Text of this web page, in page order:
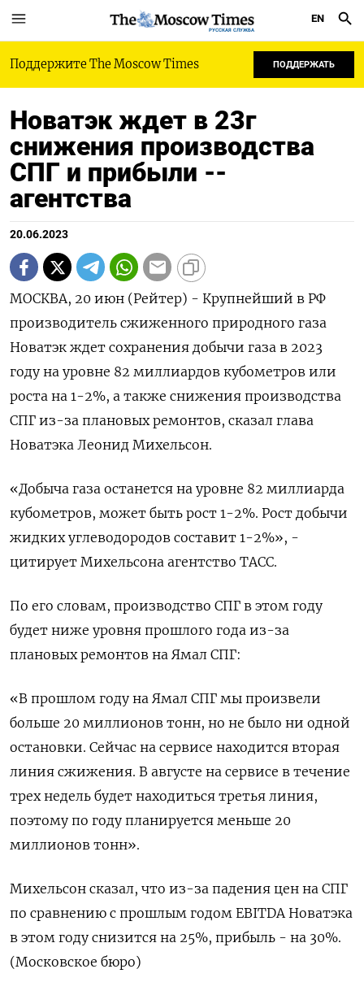
РУССКАЯ СЛУЖБА
EN
Поддержите The Moscow Times ПОДДЕРЖАТЬ
Новатэк ждет в 23г
снижения производства
СПГ и прибыли --
агентства
20.06.2023
МОСКВА, 20 июн (Рейтер) - Крупнейший в РФ
производитель сжиженного природного газа
Новатэк ждет сохранения добычи газа в 2023
году на уровне 82 миллиардов кубометров или
роста на 1-2%, а также снижения производства
СПГ из-за плановых ремонтов, сказал глава
Новатэка Леонид Михельсон.
«Добыча газа останется на уровне 82 миллиарда
кубометров, может быть рост 1-2%. Рост добычи
жидких углеводородов составит 1-2%», -
цитирует Михельсона агентство ТАСС.
По его словам, производство СПГ в этом году
будет ниже уровня прошлого года из-за
плановых ремонтов на Ямал СПГ:
«В прошлом году на Ямал СПГ мы произвели
больше 20 миллионов тонн, но не было ни одной
остановки. Сейчас на сервисе находится вторая
линия сжижения. В августе на сервисе в течение
трех недель будет находиться третья линия,
поэтому по году планируется меньше 20
миллионов тонн».
Михельсон сказал, что из-за падения цен на СПГ
по сравнению с прошлым годом EBITDA Новатэка
в этом году снизится на 25%, прибыль - на 30%.
(Московское бюро)